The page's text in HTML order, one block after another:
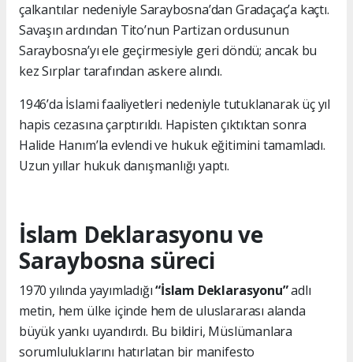
çalkantılar nedeniyle Saraybosna’dan Gradaçaç’a kaçtı.
Savaşın ardından Tito’nun Partizan ordusunun
Saraybosna’yı ele geçirmesiyle geri döndü; ancak bu
kez Sırplar tarafından askere alındı.
1946’da İslami faaliyetleri nedeniyle tutuklanarak üç yıl
hapis cezasına çarptırıldı. Hapisten çıktıktan sonra
Halide Hanım’la evlendi ve hukuk eğitimini tamamladı.
Uzun yıllar hukuk danışmanlığı yaptı.
İslam Deklarasyonu ve
Saraybosna süreci
1970 yılında yayımladığı“İslam Deklarasyonu”adlı
metin, hem ülke içinde hem de uluslararası alanda
büyük yankı uyandırdı. Bu bildiri, Müslümanlara
sorumluluklarını hatırlatan bir manifesto